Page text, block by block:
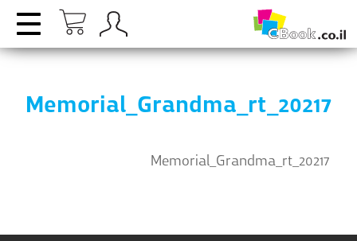
Memorial_Grandma_rt_20217
Memorial_Grandma_rt_20217